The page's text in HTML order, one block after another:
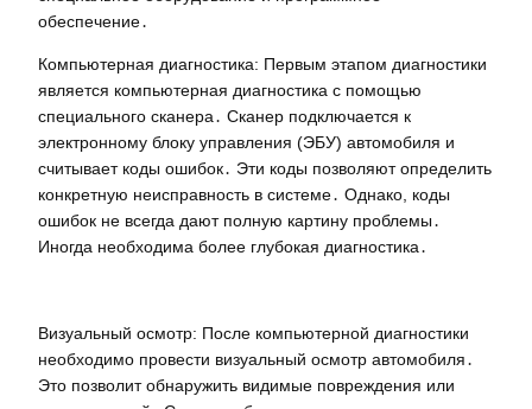
обеспечение․
Компьютерная диагностика: Первым этапом диагностики
является компьютерная диагностика с помощью
специального сканера․ Сканер подключается к
электронному блоку управления (ЭБУ) автомобиля и
считывает коды ошибок․ Эти коды позволяют определить
конкретную неисправность в системе․ Однако, коды
ошибок не всегда дают полную картину проблемы․
Иногда необходима более глубокая диагностика․
Визуальный осмотр: После компьютерной диагностики
необходимо провести визуальный осмотр автомобиля․
Это позволит обнаружить видимые повреждения или